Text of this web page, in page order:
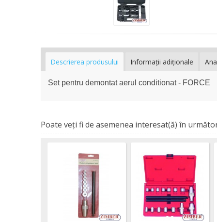
Descrierea produsului Informaţii adiţionale
Set pentru demontat aerul conditionat - FORCE
Poate veţi fi de asemenea interesat(ă) în